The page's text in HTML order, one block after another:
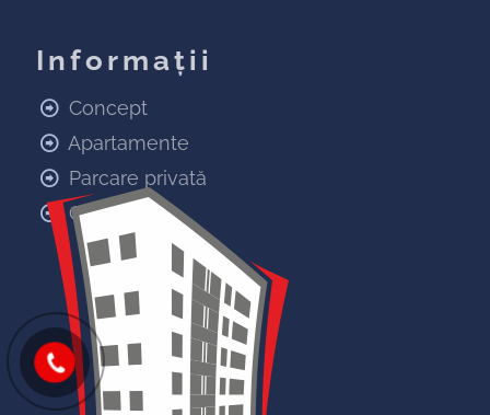
Informaţii
Concept
Apartamente
Parcare privată
Galerie